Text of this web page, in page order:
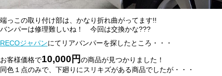
端っこの取り付け部は、かなり折れ曲がってます!!
バンパーは修理難しいね！ 今回は交換かな???
RECOジャパンにてリアバンパーを探したところ・・・
お客様価格で10,000 円の商品が見つかりました！
同色１点のみで、下廻りにスリキズがある商品でしたが・・・